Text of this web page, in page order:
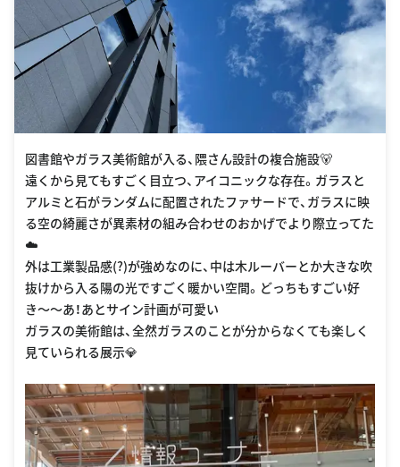
図書館やガラス美術館が入る、隈さん設計の複合施設🐻
遠くから見てもすごく目立つ、アイコニックな存在。ガラスと
アルミと石がランダムに配置されたファサードで、ガラスに映
る空の綺麗さが異素材の組み合わせのおかげでより際立ってた
☁️
外は工業製品感(?)が強めなのに、中は木ルーバーとか大きな吹
抜けから入る陽の光ですごく暖かい空間。どっちもすごい好
き〜〜あ！あとサイン計画が可愛い
ガラスの美術館は、全然ガラスのことが分からなくても楽しく
見ていられる展示💎